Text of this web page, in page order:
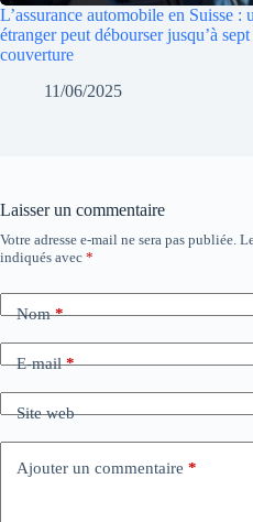
L’assurance automobile en Suisse :
étranger peut débourser jusqu’à
couverture
11/06/2025
Laisser un commentaire
Votre adresse e-mail ne sera pas publiée.
indiqués avec *
Nom*
E-mail*
Site web
Ajouter un commentaire *